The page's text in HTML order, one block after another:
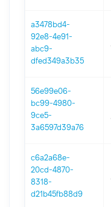
a3478bd4-
92e8-4e91-
abc9-
dfed349a3b35
56e99e06-
bc99-4980-
9ce5-
3a6597d39a76
c6a2a68e-
20cd-4870-
8318-
d21b45fb88d9